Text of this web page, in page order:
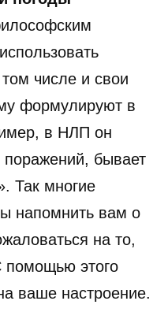
числе и свои
формулируют в
в НЛП он
поражений, бывает
Так многие
напомнить вам о
на то,
помощью этого
ваше настроение.